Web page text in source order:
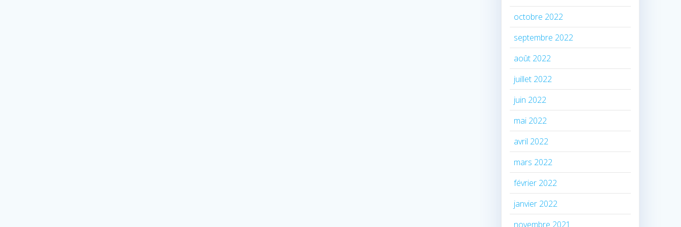
octobre 2022
septembre 2022
août 2022
juillet 2022
juin 2022
mai 2022
avril 2022
mars 2022
février 2022
janvier 2022
novembre 2021